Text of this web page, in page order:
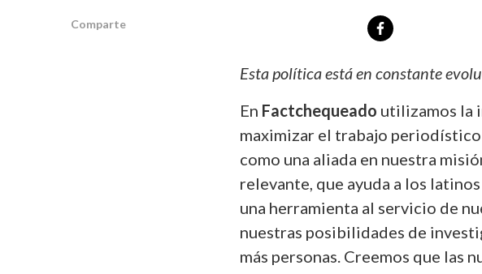
Comparte
Esta política está en constante
En Factchequeado utilizamos la
maximizar el trabajo periodístico
como una aliada en nuestra
relevante, que ayuda a los
una herramienta al servicio de
nuestras posibilidades de
más personas. Creemos que las